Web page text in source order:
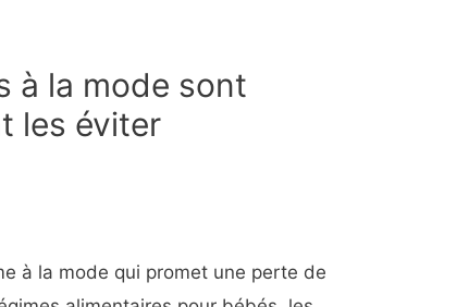
à la mode sont
les éviter
à la mode qui promet une perte de